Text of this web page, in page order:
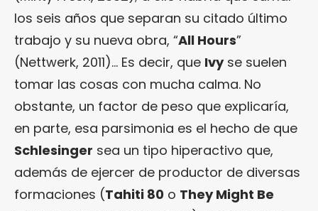
los seis años que separan su citado último
trabajo y su nueva obra, “All Hours”
(Nettwerk, 2011)… Es decir, que Ivyse suelen
tomar las cosas con mucha calma. No
obstante, un factor de peso que explicaría,
en parte, esa parsimonia es el hecho de que
Schlesinger sea un tipo hiperactivo que,
además de ejercer de productor de diversas
formaciones (Tahiti 80 o They Might Be